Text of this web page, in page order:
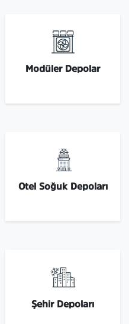
Modüler Depolar
Otel Soğuk Depoları
Şehir Depoları